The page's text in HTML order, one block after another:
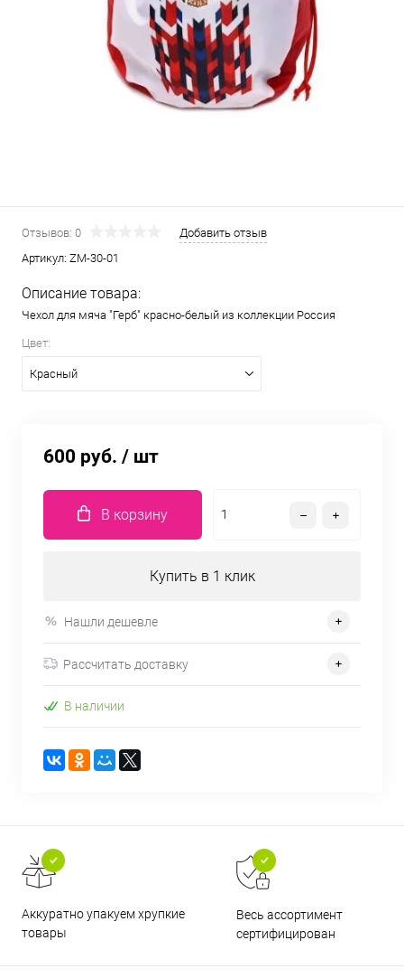
Отзывов: 0
Добавить отзыв
Артикул: ZM-30-01
Описание товара:
Чехол для мяча "Герб" красно-белый из коллекции Россия
Цвет:
Красный
600 руб. / шт
В корзину
Купить в 1 клик
Нашли дешевле
Рассчитать доставку
В наличии
Аккуратно упакуем хрупкие
товары
Весь ассортимент
сертифицирован